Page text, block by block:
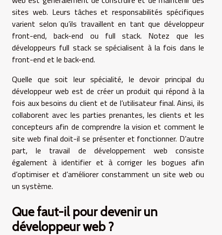
sites web. Leurs tâches et responsabilités spécifiques
varient selon qu’ils travaillent en tant que développeur
front-end, back-end ou full stack. Notez que les
développeurs full stack se spécialisent à la fois dans le
front-end et le back-end.
Quelle que soit leur spécialité, le devoir principal du
développeur web est de créer un produit qui répond à la
fois aux besoins du client et de l’utilisateur final. Ainsi, ils
collaborent avec les parties prenantes, les clients et les
concepteurs afin de comprendre la vision et comment le
site web final doit-il se présenter et fonctionner. D’autre
part, le travail de développement web consiste
également à identifier et à corriger les bogues afin
d’optimiser et d’améliorer constamment un site web ou
un système.
Que faut-il pour devenir un
développeur web ?